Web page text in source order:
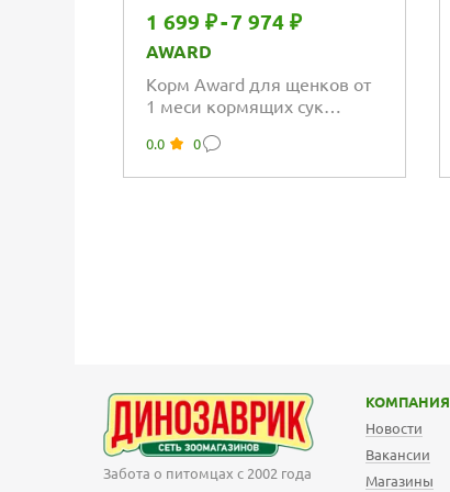
1 699 ₽-7 974 ₽
AWARD
Корм Award для щенков от
1 меси кормящих сук
и курицей с...
0.0 0
Забота о питомцах с 2002 года
КОМПАНИЯ
Новости
Вакансии
Магазины